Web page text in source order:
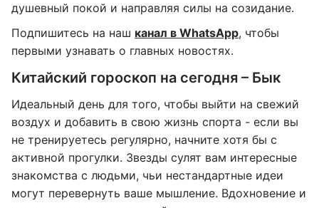
душевный покой и направляя силы на созидание.
Подпишитесь на наш канал в WhatsApp, чтобы
первыми узнавать о главных новостях.
Китайский гороскоп на сегодня – Бык
Идеальный день для того, чтобы выйти на свежий
воздух и добавить в свою жизнь спорта - если вы
не тренируетесь регулярно, начните хотя бы с
активной прогулки. Звезды сулят вам интересные
знакомства с людьми, чьи нестандартные идеи
могут перевернуть ваше мышление. Вдохновение и